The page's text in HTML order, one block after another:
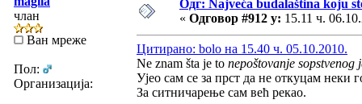
члан
Ван мреже
Пол:
Организација:
Одг: Najveća budalaština koju
« Одговор #912 у: 15.11 ч.
Цитирано: bolo на 15.40 ч. 05.10.2010.
Ne znam šta je to nepoštovanje sopstvenog
Ујео сам се за прст да не откуцам неки
За ситничарење сам већ рекао.